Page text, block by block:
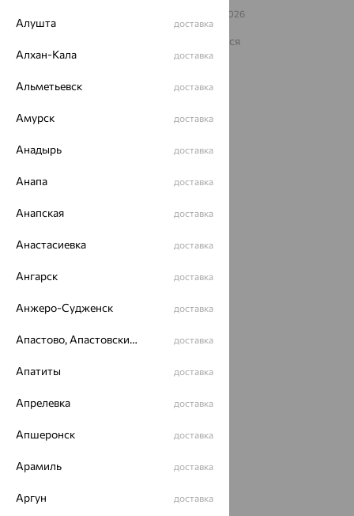
– 2026
Архив акций
Карта сайта
На информационном ресурсе применяются
рекомендательные технологии
Политика конфеденциальности
Разработка сайта —
Алушта доставка
Алхан-Кала доставка
Альметьевск доставка
Амурск доставка
Анадырь доставка
Анапа доставка
Анапская доставка
Анастасиевка доставка
Ангарск доставка
Анжеро-Судженск доставка
Апастово, Апастовский район доставка
Апатиты доставка
Апрелевка доставка
Апшеронск доставка
Арамиль доставка
Аргун доставка